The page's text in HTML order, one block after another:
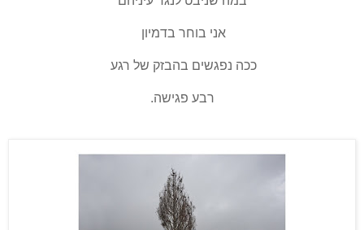
אני בוחר בדמיון
ככה נפגשים בהבזק של רגע
רבע פגישה.